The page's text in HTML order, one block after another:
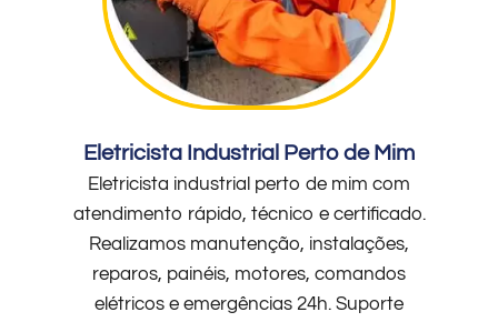
Eletricista Industrial Perto de Mim
Eletricista industrial perto de mim com
atendimento rápido, técnico e certificado.
Realizamos manutenção, instalações,
reparos, painéis, motores, comandos
elétricos e emergências 24h. Suporte